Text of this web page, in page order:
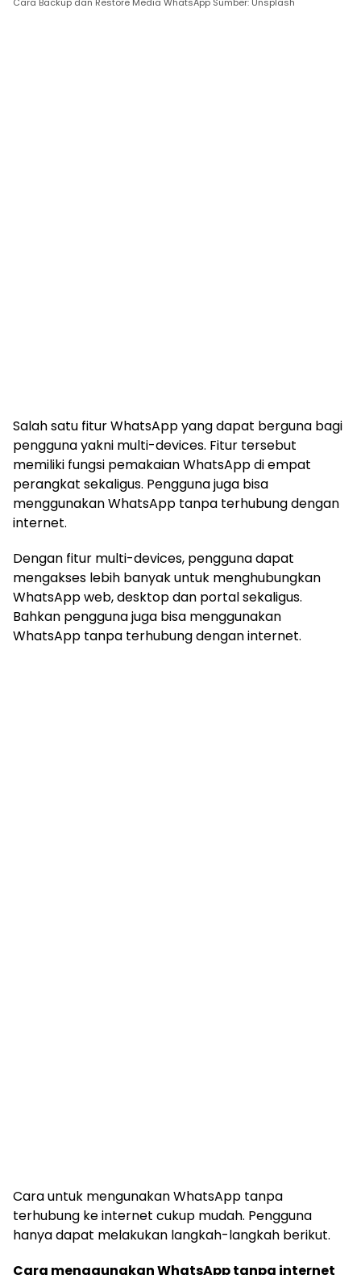
Salah satu fitur WhatsApp yang dapat berguna bagi
pengguna yakni multi-devices. Fitur tersebut
memiliki fungsi pemakaian WhatsApp di empat
perangkat sekaligus. Pengguna juga bisa
menggunakan WhatsApp tanpa terhubung dengan
internet.
Dengan fitur multi-devices, pengguna dapat
mengakses lebih banyak untuk menghubungkan
WhatsApp web, desktop dan portal sekaligus.
Bahkan pengguna juga bisa menggunakan
WhatsApp tanpa terhubung dengan internet.
Cara untuk mengunakan WhatsApp tanpa
terhubung ke internet cukup mudah. Pengguna
hanya dapat melakukan langkah-langkah berikut.
Cara menggunakan WhatsApp tanpa internet